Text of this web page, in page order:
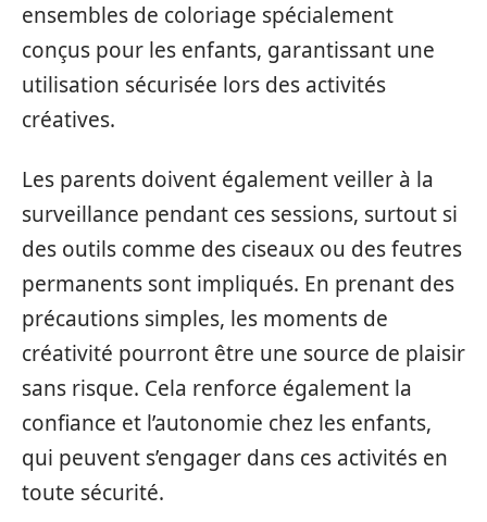
ensembles de coloriage spécialement
conçus pour les enfants, garantissant une
utilisation sécurisée lors des activités
créatives.
Les parents doivent également veiller à la
surveillance pendant ces sessions, surtout si
des outils comme des ciseaux ou des feutres
permanents sont impliqués. En prenant des
précautions simples, les moments de
créativité pourront être une source de plaisir
sans risque. Cela renforce également la
confiance et l’autonomie chez les enfants,
qui peuvent s’engager dans ces activités en
toute sécurité.